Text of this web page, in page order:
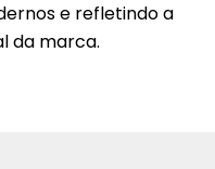
e refletindo a
da marca.